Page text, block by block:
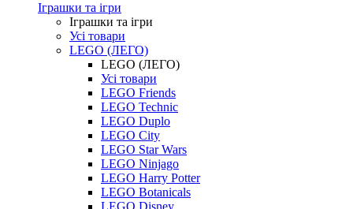
Іграшки та ігри
Іграшки та ігри
Усі товари
LEGO (ЛЕГО)
LEGO (ЛЕГО)
Усі товари
LEGO Friends
LEGO Technic
LEGO Duplo
LEGO City
LEGO Star Wars
LEGO Ninjago
LEGO Harry Potter
LEGO Botanicals
LEGO Disney